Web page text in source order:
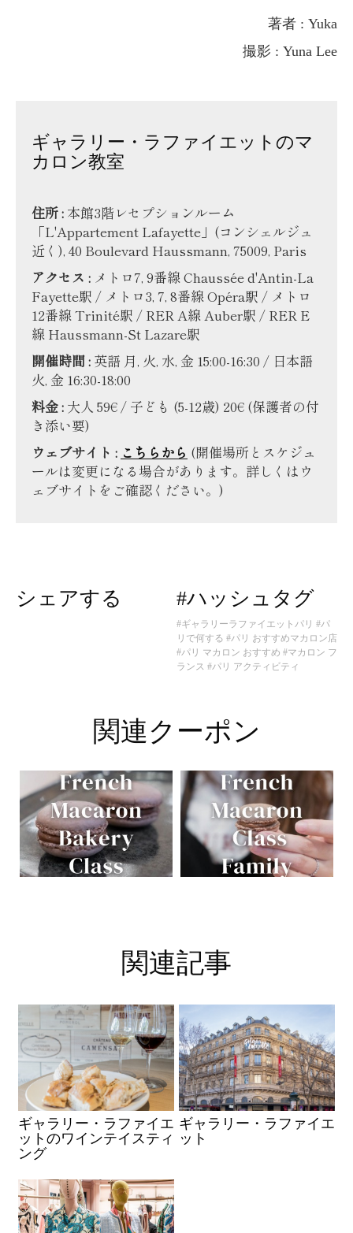
著者 : Yuka
撮影 : Yuna Lee
ギャラリー・ラファイエットのマ
カロン教室
住所 : 本館3階レセプションルーム
「L'Appartement Lafayette」(コンシェルジュ
近く), 40 Boulevard Haussmann, 75009, Paris
アクセス : メトロ7, 9番線 Chaussée d'Antin-La
Fayette駅 / メトロ3, 7, 8番線 Opéra駅 / メトロ
12番線 Trinité駅 / RER A線 Auber駅 / RER E
線 Haussmann-St Lazare駅
開催時間 : 英語 月, 火, 水, 金 15:00-16:30 / 日本語
火, 金 16:30-18:00
料金 : 大人 59€ / 子ども (5-12歳) 20€ (保護者の付
き添い要)
ウェブサイト : こちらから (開催場所とスケジュ
ールは変更になる場合があります。詳しくはウ
ェブサイトをご確認ください。)
シェアする #ハッシュタグ
#ギャラリーラファイエットパリ #パ
リで何する #パリ おすすめマカロン店
#パリ マカロン おすすめ #マカロン フ
ランス #パリ アクティビティ
関連クーポン
関連記事
ギャラリー・ラファイエ
ットのワインテイスティ
ング
ギャラリー・ラファイエ
ット